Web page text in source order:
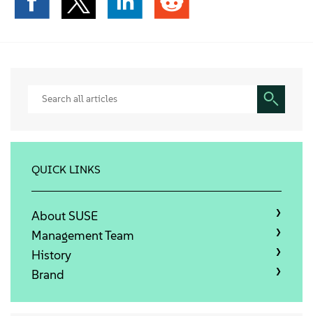
Kontakt
Downloads
QUICK LINKS
About SUSE
Management Team
History
Brand